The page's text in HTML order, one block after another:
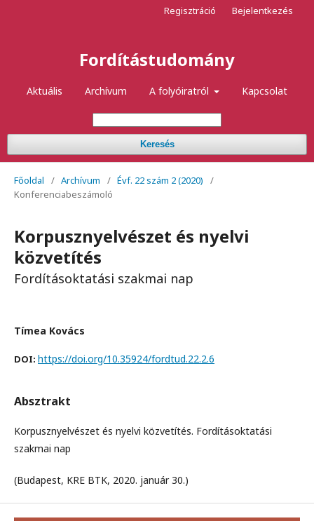
Fordítástudomány
Aktuális Archívum A folyóiratról Kapcsolat
Keresés
Regisztráció Bejelentkezés
Főoldal / Archívum / Évf. 22 szám 2 (2020)
/
Konferenciabeszámoló
Korpusznyelvészet és nyelvi
közvetítés
Fordításoktatási szakmai nap
Tímea Kovács
DOI: https://doi.org/10.35924/fordtud.22.2.6
Absztrakt
Korpusznyelvészet és nyelvi közvetítés. Fordításoktatási
szakmai nap
(Budapest, KRE BTK, 2020. január 30.)